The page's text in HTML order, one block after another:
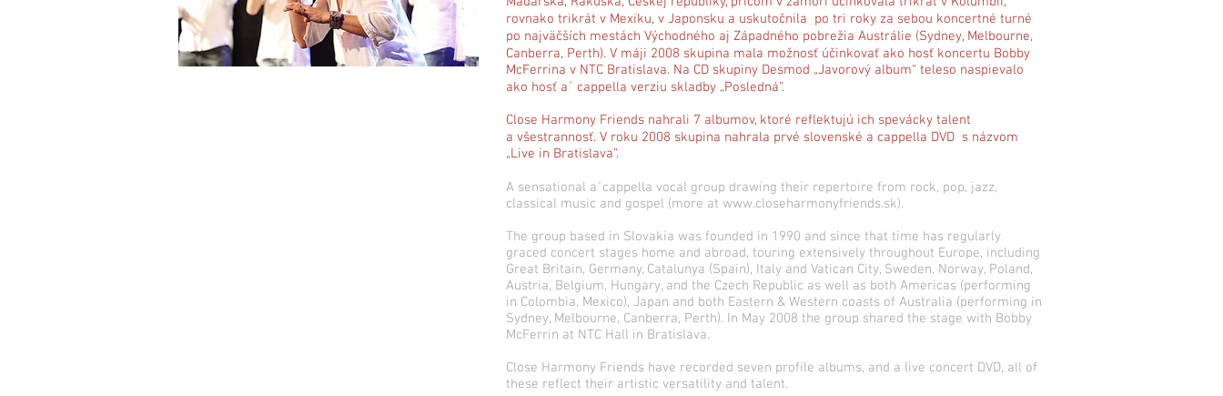
rovnako trikrát v Mexiku, v Japonsku a uskutočnila po tri roky za sebou koncertné turné
po najväčších mestách Východného aj Západného pobrežia Austrálie (Sydney, Melbourne,
Canberra, Perth). V máji 2008 skupina mala možnosť účinkovať ako hosť koncertu Bobby
McFerrina v NTC Bratislava. Na CD skupiny Desmod „Javorový album“ teleso naspievalo
ako hosť a´ cappella verziu skladby „Posledná“.
Close Harmony Friends nahrali 7 albumov, ktoré reflektujú ich spevácky talent
a všestrannosť. V roku 2008 skupina nahrala prvé slovenské a cappella DVD s názvom
„Live in Bratislava“.
A sensational a´cappella vocal group drawing their repertoire from rock, pop, jazz,
classical music and gospel (more at www.closeharmonyfriends.sk).
The group based in Slovakia was founded in 1990 and since that time has regularly
graced concert stages home and abroad, touring extensively throughout Europe, including
Great Britain, Germany, Catalunya (Spain), Italy and Vatican City, Sweden, Norway, Poland,
Austria, Belgium, Hungary, and the Czech Republic as well as both Americas (performing
in Colombia, Mexico), Japan and both Eastern & Western coasts of Australia (performing in
Sydney, Melbourne, Canberra, Perth). In May 2008 the group shared the stage with Bobby
McFerrin at NTC Hall in Bratislava.
Close Harmony Friends have recorded seven profile albums, and a live concert DVD, all of
these reflect their artistic versatility and talent.